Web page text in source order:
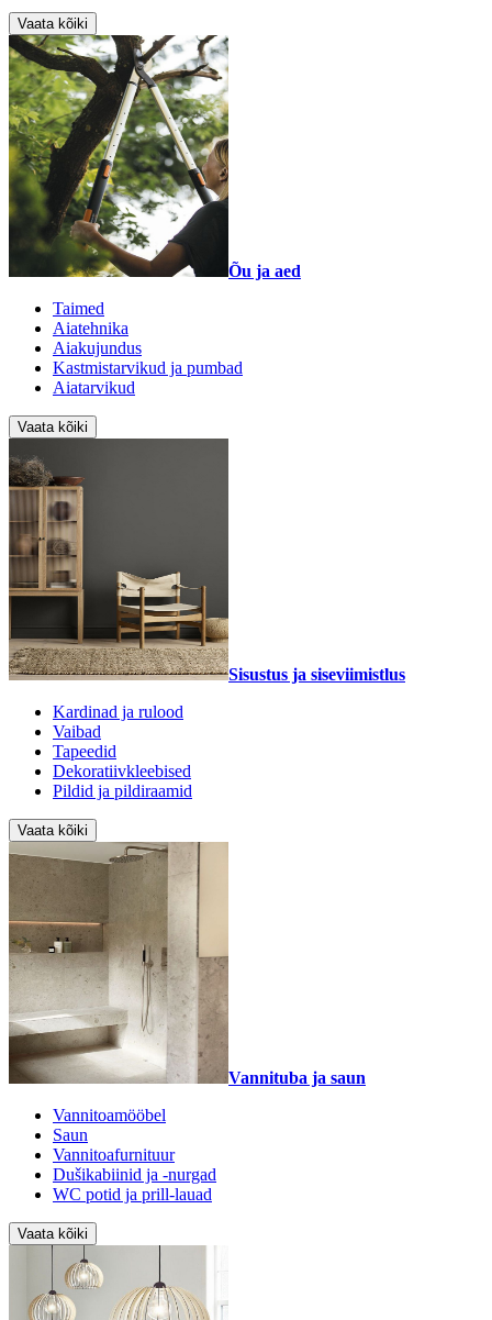
Vaata kõiki
Õu ja aed
Taimed
Aiatehnika
Aiakujundus
Kastmistarvikud ja pumbad
Aiatarvikud
Vaata kõiki
Sisustus ja siseviimistlus
Kardinad ja rulood
Vaibad
Tapeedid
Dekoratiivkleebised
Pildid ja pildiraamid
Vaata kõiki
Vannituba ja saun
Vannitoamööbel
Saun
Vannitoafurnituur
Dušikabiinid ja -nurgad
WC potid ja prill-lauad
Vaata kõiki